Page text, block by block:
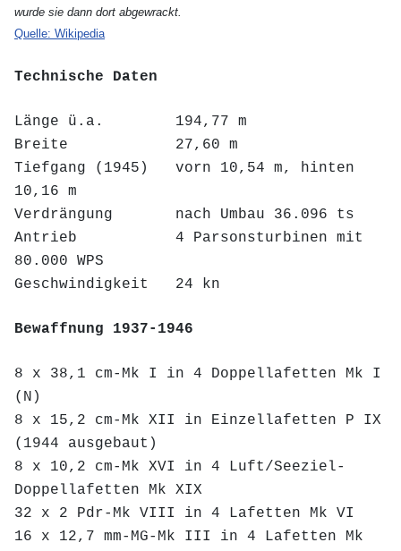
wurde sie dann dort abgewrackt.
Quelle: Wikipedia
Technische Daten
Länge ü.a. 194,77 m
Breite 27,60 m
Tiefgang (1945) vorn 10,54 m, hinten
10,16 m
Verdrängung nach Umbau 36.096 ts
Antrieb 4 Parsonsturbinen mit
80.000 WPS
Geschwindigkeit 24 kn
Bewaffnung 1937-1946
8 x 38,1 cm-Mk I in 4 Doppellafetten Mk I
(N)
8 x 15,2 cm-Mk XII in Einzellafetten P IX
(1944 ausgebaut)
8 x 10,2 cm-Mk XVI in 4 Luft/Seeziel-
Doppellafetten Mk XIX
32 x 2 Pdr-Mk VIII in 4 Lafetten Mk VI
16 x 12,7 mm-MG-Mk III in 4 Lafetten Mk